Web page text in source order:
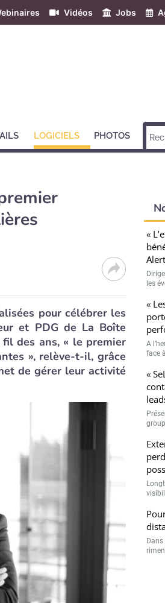
Vidéos Jobs
LOGICIELS PHOTOS
pour célébrer les
et PDG de La Boîte
des ans, « le premier
», relève-t-il, grâce
de gérer leur activité
«
les
«
A
face
«